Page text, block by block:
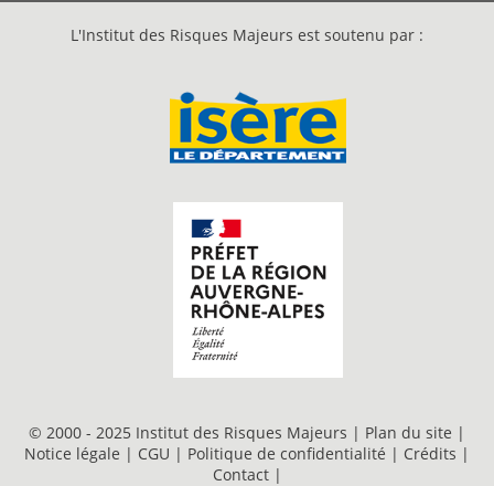
L'Institut des Risques Majeurs est soutenu par :
© 2000 - 2025 Institut des Risques Majeurs | Plan du site |
Notice légale | CGU | Politique de confidentialité | Crédits |
Contact |